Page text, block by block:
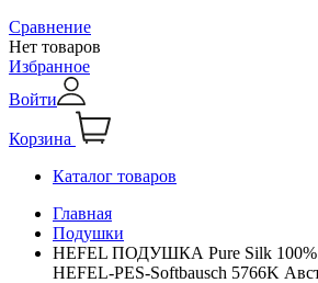
Сравнение
Нет товаров
Избранное
Войти
Корзина
Каталог товаров
Главная
Подушки
HEFEL ПОДУШКА Pure Silk 100%
HEFEL-PES-Softbausch 5766K